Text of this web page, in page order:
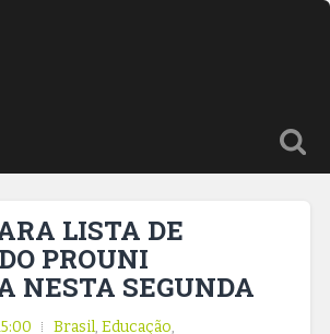
LISTA DE
PROUNI
NESTA SEGUNDA
Brasil, Educação,